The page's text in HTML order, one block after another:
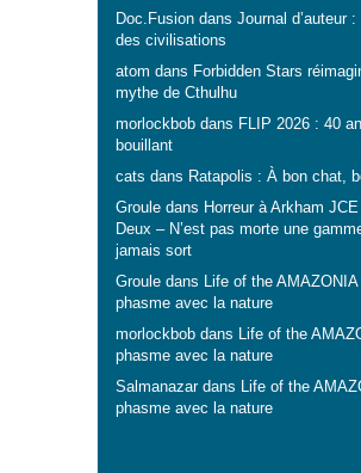
Doc.Fusiondans Journal d’auteur :
des civilisations
atom dans Forbidden Stars
mythe de Cthulhu
morlockbobdans FLIP 2026 : 40
bouillant
cats dans Ratapolis : À bon chat,
Grouledans Horreur à Arkham
Deux – N’est pas morte une
jamais sort
Grouledans Life of the
phasme avec la nature
morlockbobdans Life of the
phasme avec la nature
Salmanazardans Life of the
phasme avec la nature